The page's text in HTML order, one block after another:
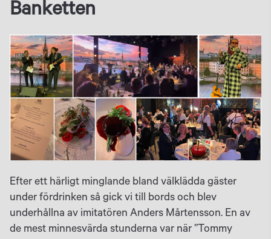
Banketten
Efter ett härligt minglande bland välklädda gäster
under fördrinken så gick vi till bords och blev
underhållna av imitatören Anders Mårtensson. En av
de mest minnesvärda stunderna var när ”Tommy